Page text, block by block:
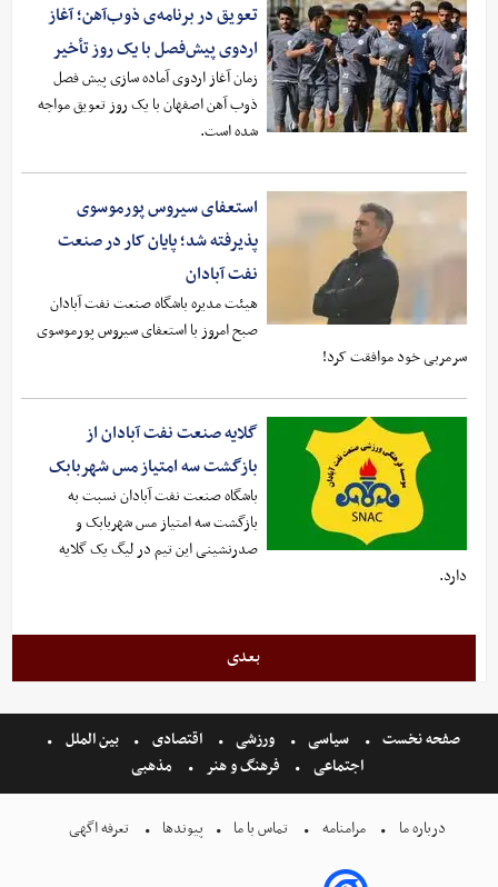
تعویق در برنامه‌ی ذوب‌آهن؛ آغاز
اردوی پیش‌فصل با یک روز تأخیر
زمان آغاز اردوی آماده سازی پیش فصل
ذوب آهن اصفهان با یک روز تعویق مواجه
شده است.
استعفای سیروس پورموسوی
پذیرفته شد؛ پایان کار در صنعت
نفت آبادان
هیئت مدیره باشگاه صنعت نفت آبادان
صبح امروز با استعفای سیروس پورموسوی
سرمربی خود موافقت کرد!
گلایه صنعت نفت آبادان از
بازگشت سه امتیاز مس شهربابک
باشگاه صنعت نفت آبادان نسبت به
بازگشت سه امتیاز مس شهربابک و
صدرنشینی این تیم در لیگ یک گلایه
دارد.
بعدی
صفحه نخست سیاسی ورزشی اقتصادی
بین الملل
اجتماعی
فرهنگ و هنر مذهبی
درباره ما مرامنامه تماس با ما پیوندها تعرفه اگهی